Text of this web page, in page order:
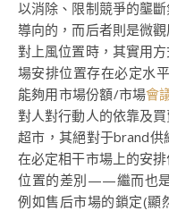
以消除、限制競爭的壟
導向的，而后者則是微
對上風位置時，其實用
場安排位置存在必定水
能夠用市場份額/市場會
對人對行動人的依靠及
超市，其絕對于brand供
在必定相干市場上的安
位置的差別——繼而也
例如售后市場的鎖定(顯